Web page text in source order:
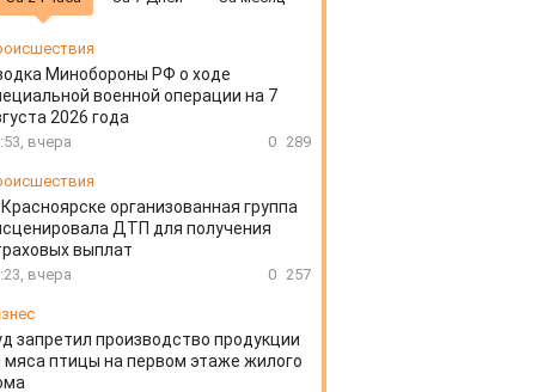
Минобороны РФ о ходе
военной операции на 7
2026 года
вчера 0 289
Красноярске организованная группа
ДТП для получения
выплат
вчера 0 257
запретил производство продукции
мяса птицы на первом этаже жилого